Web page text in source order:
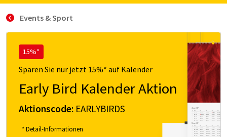
Events & Sport
15%*
Sparen Sie nur jetzt 15%* auf Kalender
Early Bird Kalender Aktion
Aktionscode: EARLYBIRDS
* Detail-Informationen